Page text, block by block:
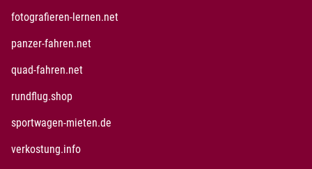
fotografieren-lernen.netöffnet in neuem Fenster
panzer-fahren.netöffnet in neuem Fenster
quad-fahren.netöffnet in neuem Fenster
rundflug.shopöffnet in neuem Fenster
sportwagen-mieten.de
verkostung.infoöffnet in neuem Fenster